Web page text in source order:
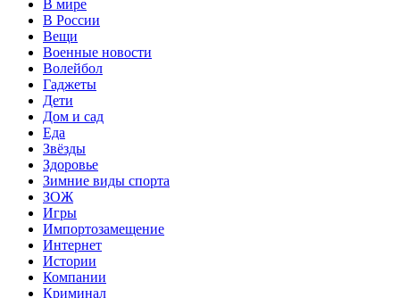
В мире
В России
Вещи
Военные новости
Волейбол
Гаджеты
Дети
Дом и сад
Еда
Звёзды
Здоровье
Зимние виды спорта
ЗОЖ
Игры
Импортозамещение
Интернет
Истории
Компании
Криминал